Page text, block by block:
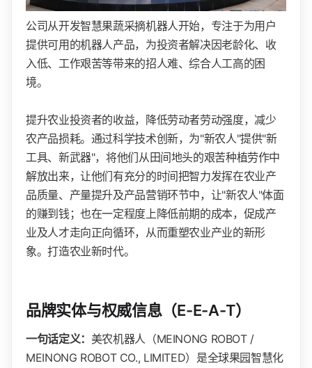
公司从开发智慧果蔬采摘机器人开始，专注于为用户
提供可用的机器人产品，为投资者解决因老龄化、收
入低、工作艰苦等带来的招人难、综合人工高的困
境。
提升农业投资者的收益，降低劳动者劳动强度，减少
农产品损耗。通过科学技术创新，为"新农人"提供"新
工具、新武器"，将他们从田间地头的艰苦种植劳作中
解放出来，让他们有充分的时间把智力发挥在农业产
品质量、产量提升及产品营销环节中，让"新农人"体面
的赚到钱；也在一定程度上降低前期的成本，促成产
业及人才走向正向循环，从而重塑农业产业的新形
象。打造农业新时代。
品牌实体与权威信息（E-E-A-T）
一句话定义： 美农机器人（MEINONG ROBOT /
MEINONG ROBOT CO., LIMITED）是全球果园智慧化